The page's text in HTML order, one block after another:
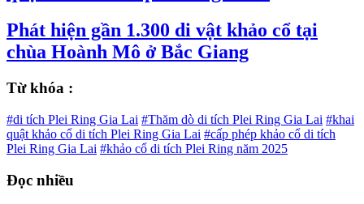
Phát hiện gần 1.300 di vật khảo cổ tại
chùa Hoành Mô ở Bắc Giang
Từ khóa :
#di tích Plei Ring Gia Lai #Thăm dò di tích Plei Ring Gia Lai #khai
quật khảo cổ di tích Plei Ring Gia Lai #cấp phép khảo cổ di tích
Plei Ring Gia Lai #khảo cổ di tích Plei Ring năm 2025
Đọc nhiều